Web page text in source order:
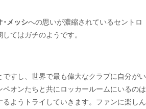
･メッシへの思いが濃縮されているセントロ
てはガチのようです。
すし、世界で最も偉大なクラブに自分がい
オンたちと共にロッカールームにいるのは
ようトライしていきます。ファンに楽しん